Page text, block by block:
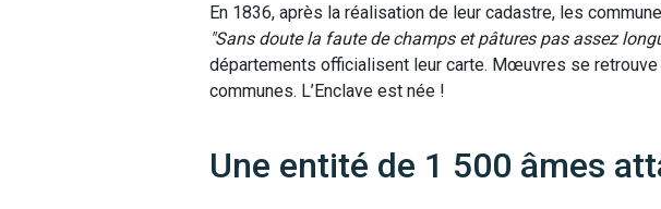
En 1836, après la réalisation de leur cadastre, les
Sans doute la faute de champs et pâtures pas assez
départements officialisent leur carte. Mœuvres se retrouve
communes. L’Enclave est née !
Une entité de 1 500 âmes